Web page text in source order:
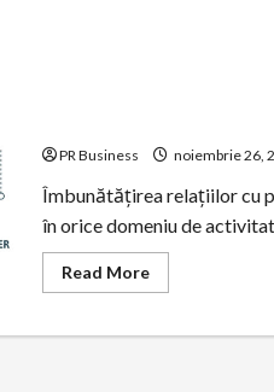
PR Business noiembrie 26,
Îmbunătățirea relațiilor cu
în orice domeniu de
Read MoreRead
more
Publicațiilor